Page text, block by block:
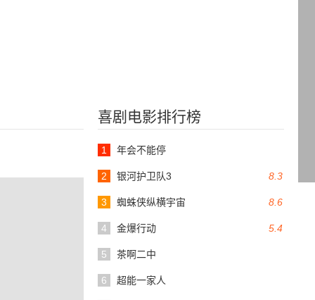
喜剧电影排行榜
1 年会不能停
8.3
2 银河护卫队3
8.6
3 蜘蛛侠纵横宇宙
5.4
4 金爆行动
5 茶啊二中
6 超能一家人